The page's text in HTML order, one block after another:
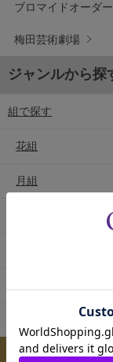
ブロマイドオーダ
梅田芸術劇場
ジャンルから探
組で探す
花組
月組